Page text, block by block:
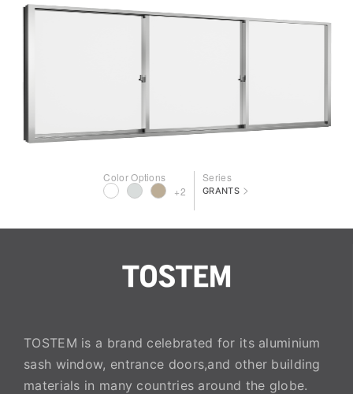
Color Options
+2
Series
GRANTS >
TOSTEM is a brand celebrated for its aluminium
sash window, entrance doors,and other building
materials in many countries around the globe.